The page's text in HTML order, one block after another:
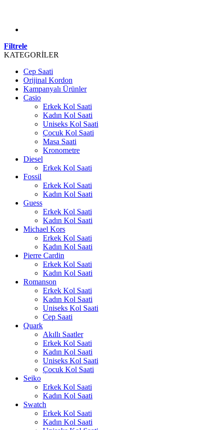
Filtrele
KATEGORİLER
Cep Saati
Orijinal Kordon
Kampanyalı Ürünler
Casio
Erkek Kol Saati
Kadın Kol Saati
Uniseks Kol Saati
Çocuk Kol Saati
Masa Saati
Kronometre
Diesel
Erkek Kol Saati
Fossil
Erkek Kol Saati
Kadın Kol Saati
Guess
Erkek Kol Saati
Kadın Kol Saati
Michael Kors
Erkek Kol Saati
Kadın Kol Saati
Pierre Cardin
Erkek Kol Saati
Kadın Kol Saati
Romanson
Erkek Kol Saati
Kadın Kol Saati
Uniseks Kol Saati
Cep Saati
Quark
Akıllı Saatler
Erkek Kol Saati
Kadın Kol Saati
Uniseks Kol Saati
Çocuk Kol Saati
Seiko
Erkek Kol Saati
Kadın Kol Saati
Swatch
Erkek Kol Saati
Kadın Kol Saati